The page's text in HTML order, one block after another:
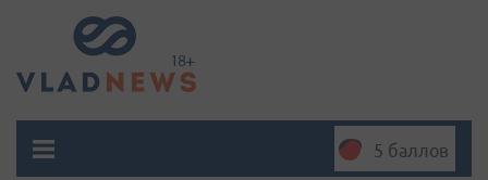
5 баллов